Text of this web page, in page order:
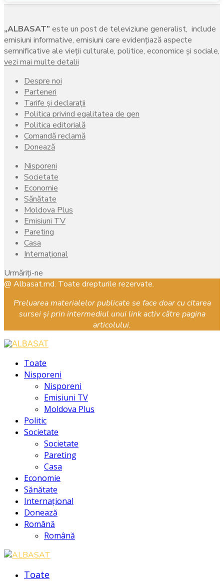
„ALBASAT” este un post de televiziune generalist, include
emisiuni informative, emisiuni care evidenţiază aspecte
semnificative ale vieţii culturale, politice, economice şi sociale,
vezi mai multe detalii
Despre noi
Parteneri
Tarife și declarații
Politica privind egalitatea de gen
Politica editorială
Comandă reclamă
Donează
Nisporeni
Societate
Economie
Sănătate
Moldova Plus
Emisiuni TV
Pareting
Casa
Internațional
Urmăriți-ne
Facebook
Instagram
Youtube
@ Albasat.md. Toate drepturile rezervate.
Preluarea materialelor publicate se face doar cu citarea
sursei și prin intermediul unui link activ către pagina
articolului.
Toate
Nisporeni
Nisporeni
Emisiuni TV
Moldova Plus
Politic
Societate
Societate
Pareting
Casa
Economie
Sănătate
Internațional
Donează
Română
Română
Toate